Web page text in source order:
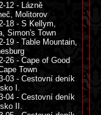
12 - Lázně
Molitorov
18 - S Kellym,
Simon's Town
19 - Table Mountain,
26 - Cape of Good
Town
03 - Cestovní deník
I.
04 - Cestovní deník
II.